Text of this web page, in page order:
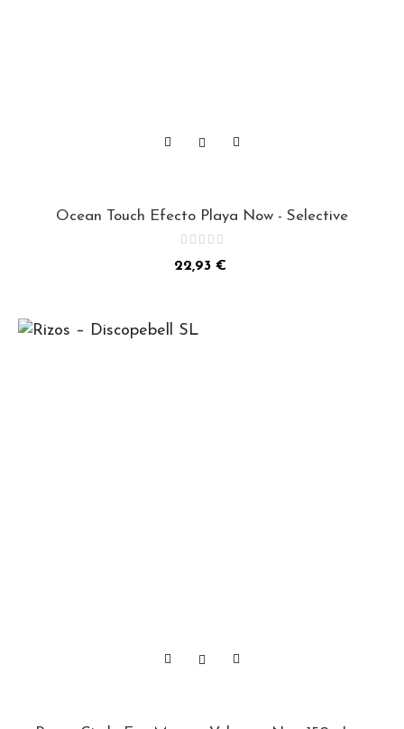
Ocean Touch Efecto Playa Now - Selective
Precio
22,93 €